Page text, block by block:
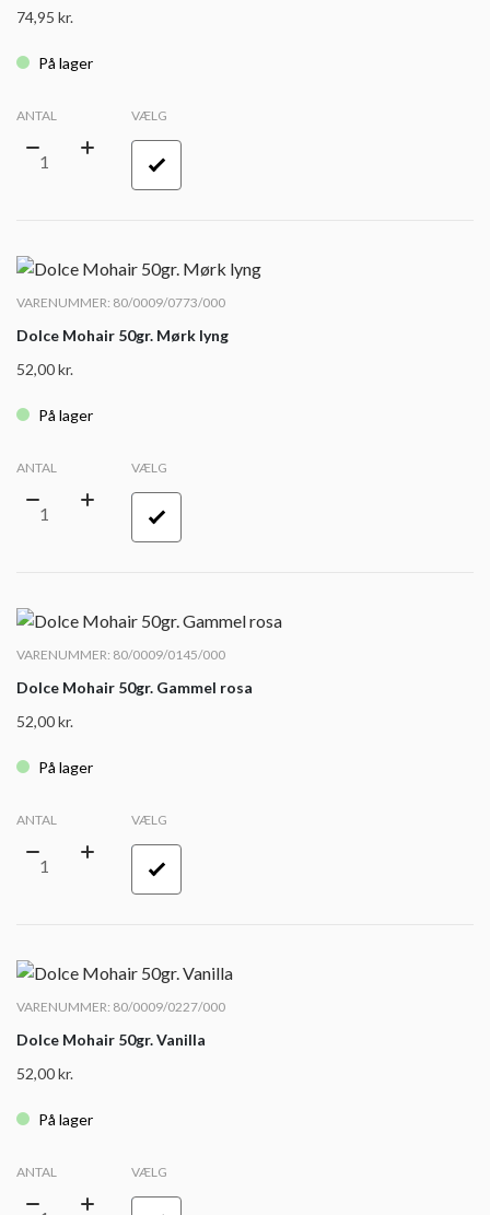
74,95 kr.
På lager
ANTAL VÆLG
VARENUMMER: 80/0009/0773/000
Dolce Mohair 50gr. Mørk lyng
52,00kr.
På lager
ANTAL VÆLG
VARENUMMER: 80/0009/0145/000
Dolce Mohair 50gr. Gammel rosa
52,00kr.
På lager
ANTAL VÆLG
VARENUMMER: 80/0009/0227/000
Dolce Mohair 50gr. Vanilla
52,00kr.
På lager
ANTAL VÆLG